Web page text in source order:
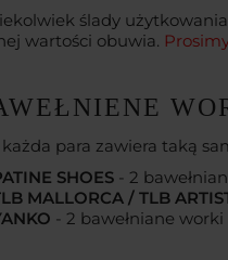
ślady
wartości obuwia.
każda para zawiera taką
SHOES - 2
MALLORCA / TLB
- 2 bawełniane